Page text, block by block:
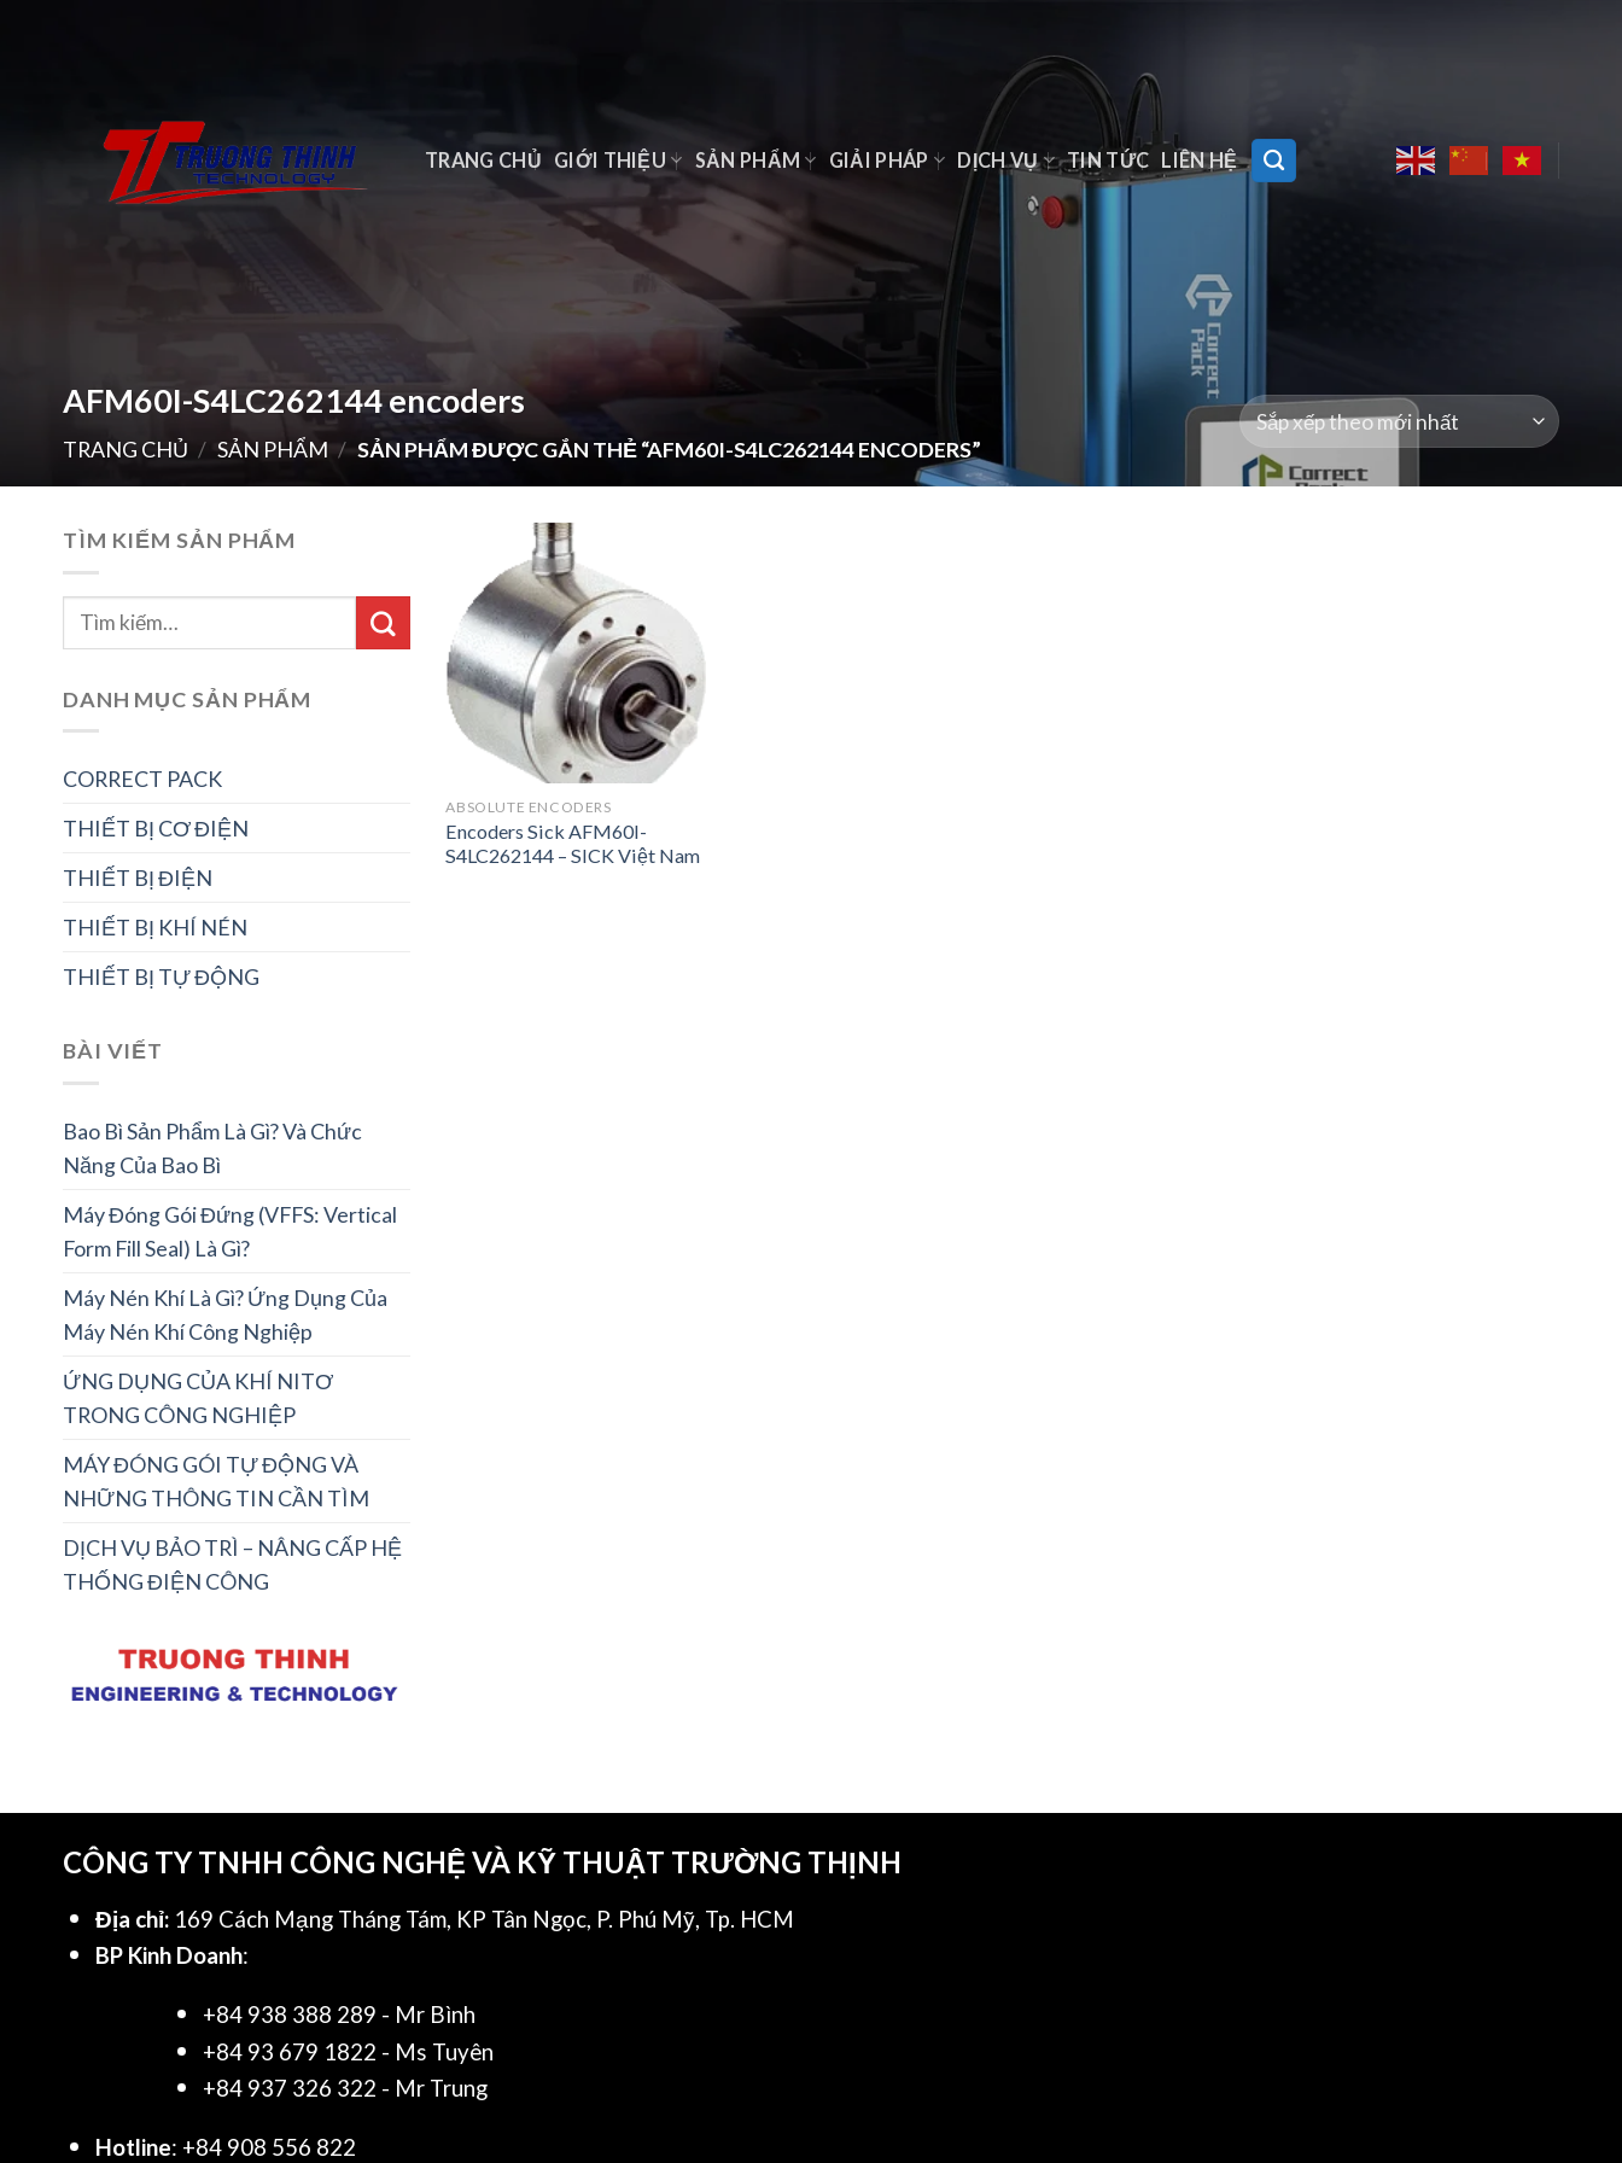
TRANG CHỦ GIỚI THIỆU SẢN PHẨM GIẢI PHÁP DỊCH VỤ TIN TỨC LIÊN HỆ
AFM60I-S4LC262144 encoders
TRANG CHỦ / SẢN PHẨM / SẢN PHẨM ĐƯỢC GẮN THẺ “AFM60I-S4LC262144 ENCODERS”
TÌM KIẾM SẢN PHẨM
DANH MỤC SẢN PHẨM
CORRECT PACK
THIẾT BỊ CƠ ĐIỆN
THIẾT BỊ ĐIỆN
THIẾT BỊ KHÍ NÉN
THIẾT BỊ TỰ ĐỘNG
BÀI VIẾT
Bao Bì Sản Phẩm Là Gì? Và Chức
Năng Của Bao Bì
Máy Đóng Gói Đứng (VFFS: Vertical
Form Fill Seal) Là Gì?
Máy Nén Khí Là Gì? Ứng Dụng Của
Máy Nén Khí Công Nghiệp
ỨNG DỤNG CỦA KHÍ NITƠ
TRONG CÔNG NGHIỆP
MÁY ĐÓNG GÓI TỰ ĐỘNG VÀ
NHỮNG THÔNG TIN CẦN TÌM
DỊCH VỤ BẢO TRÌ – NÂNG CẤP HỆ
THỐNG ĐIỆN CÔNG
ABSOLUTE ENCODERS
Encoders Sick AFM60I-
S4LC262144 – SICK Việt Nam
CÔNG TY TNHH CÔNG NGHỆ VÀ KỸ THUẬT TRƯỜNG THỊNH
Địa chỉ: 169 Cách Mạng Tháng Tám, KP Tân Ngọc, P. Phú Mỹ, Tp. HCM
BP Kinh Doanh:
+84 938 388 289 - Mr Bình
+84 93 679 1822 - Ms Tuyên
+84 937 326 322 - Mr Trung
Hotline: +84 908 556 822